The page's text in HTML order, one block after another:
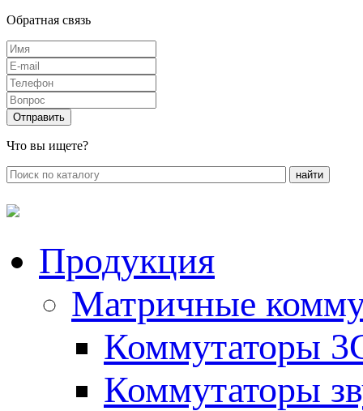
Обратная связь
Что вы ищете?
Продукция
Матричные
Коммутаторы
Коммутаторы